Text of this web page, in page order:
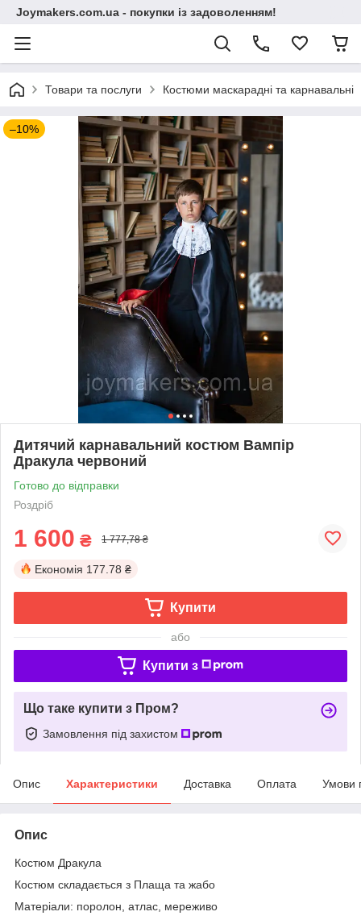
Joymakers.com.ua - покупки із задоволенням!
Товари та послуги Костюми маскарадні та карнавальні
–10%
Дитячий карнавальний костюм Вампір
Дракула червоний
Готово до відправки
Роздріб
1 600 ₴ 1 777,78 ₴
Економія 177.78 ₴
Купити
або
Купити з
Що таке купити з Пром?
Замовлення під захистом
Опис Характеристики Доставка Оплата Умови
Опис
Костюм Дракула
Костюм складається з Плаща та жабо
Матеріали: поролон, атлас, мереживо